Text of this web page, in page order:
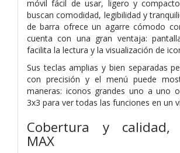
móvil fácil de usar, ligero y
buscan comodidad, legibilidad y
de barra ofrece un agarre cómodo
cuenta con una gran ventaja:
facilita la lectura y la visualización de
Sus teclas amplias y bien separadas
con precisión y el menú puede
maneras: iconos grandes uno a uno
3x3 para ver todas las funciones en un
Cobertura y calidad,
MAX